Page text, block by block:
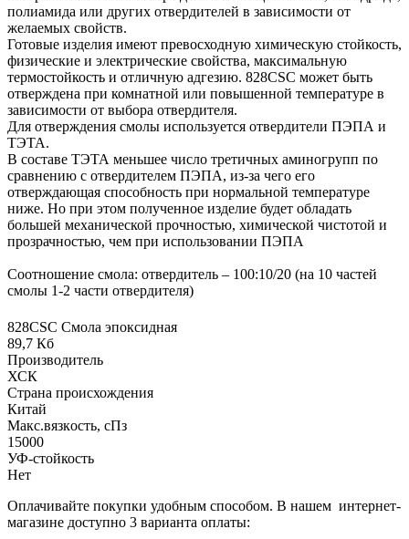
полиамида или других отвердителей в зависимости от
желаемых свойств.
Готовые изделия имеют превосходную химическую стойкость,
физические и электрические свойства, максимальную
термостойкость и отличную адгезию. 828CSC может быть
отверждена при комнатной или повышенной температуре в
зависимости от выбора отвердителя.
Для отверждения смолы используется отвердители ПЭПА и
ТЭТА.
В составе ТЭТА меньшее число третичных аминогрупп по
сравнению с отвердителем ПЭПА, из-за чего его
отверждающая способность при нормальной температуре
ниже. Но при этом полученное изделие будет обладать
большей механической прочностью, химической чистотой и
прозрачностью, чем при использовании ПЭПА
Соотношение смола: отвердитель – 100:10/20 (на 10 частей
смолы 1-2 части отвердителя)
828CSC Смола эпоксидная
89,7 Кб
Производитель
ХСК
Страна происхождения
Китай
Макс.вязкoсть, сПз
15000
УФ-стойкость
Нет
Оплачивайте покупки удобным способом. В нашем интернет-
магазине доступно 3 варианта оплаты: